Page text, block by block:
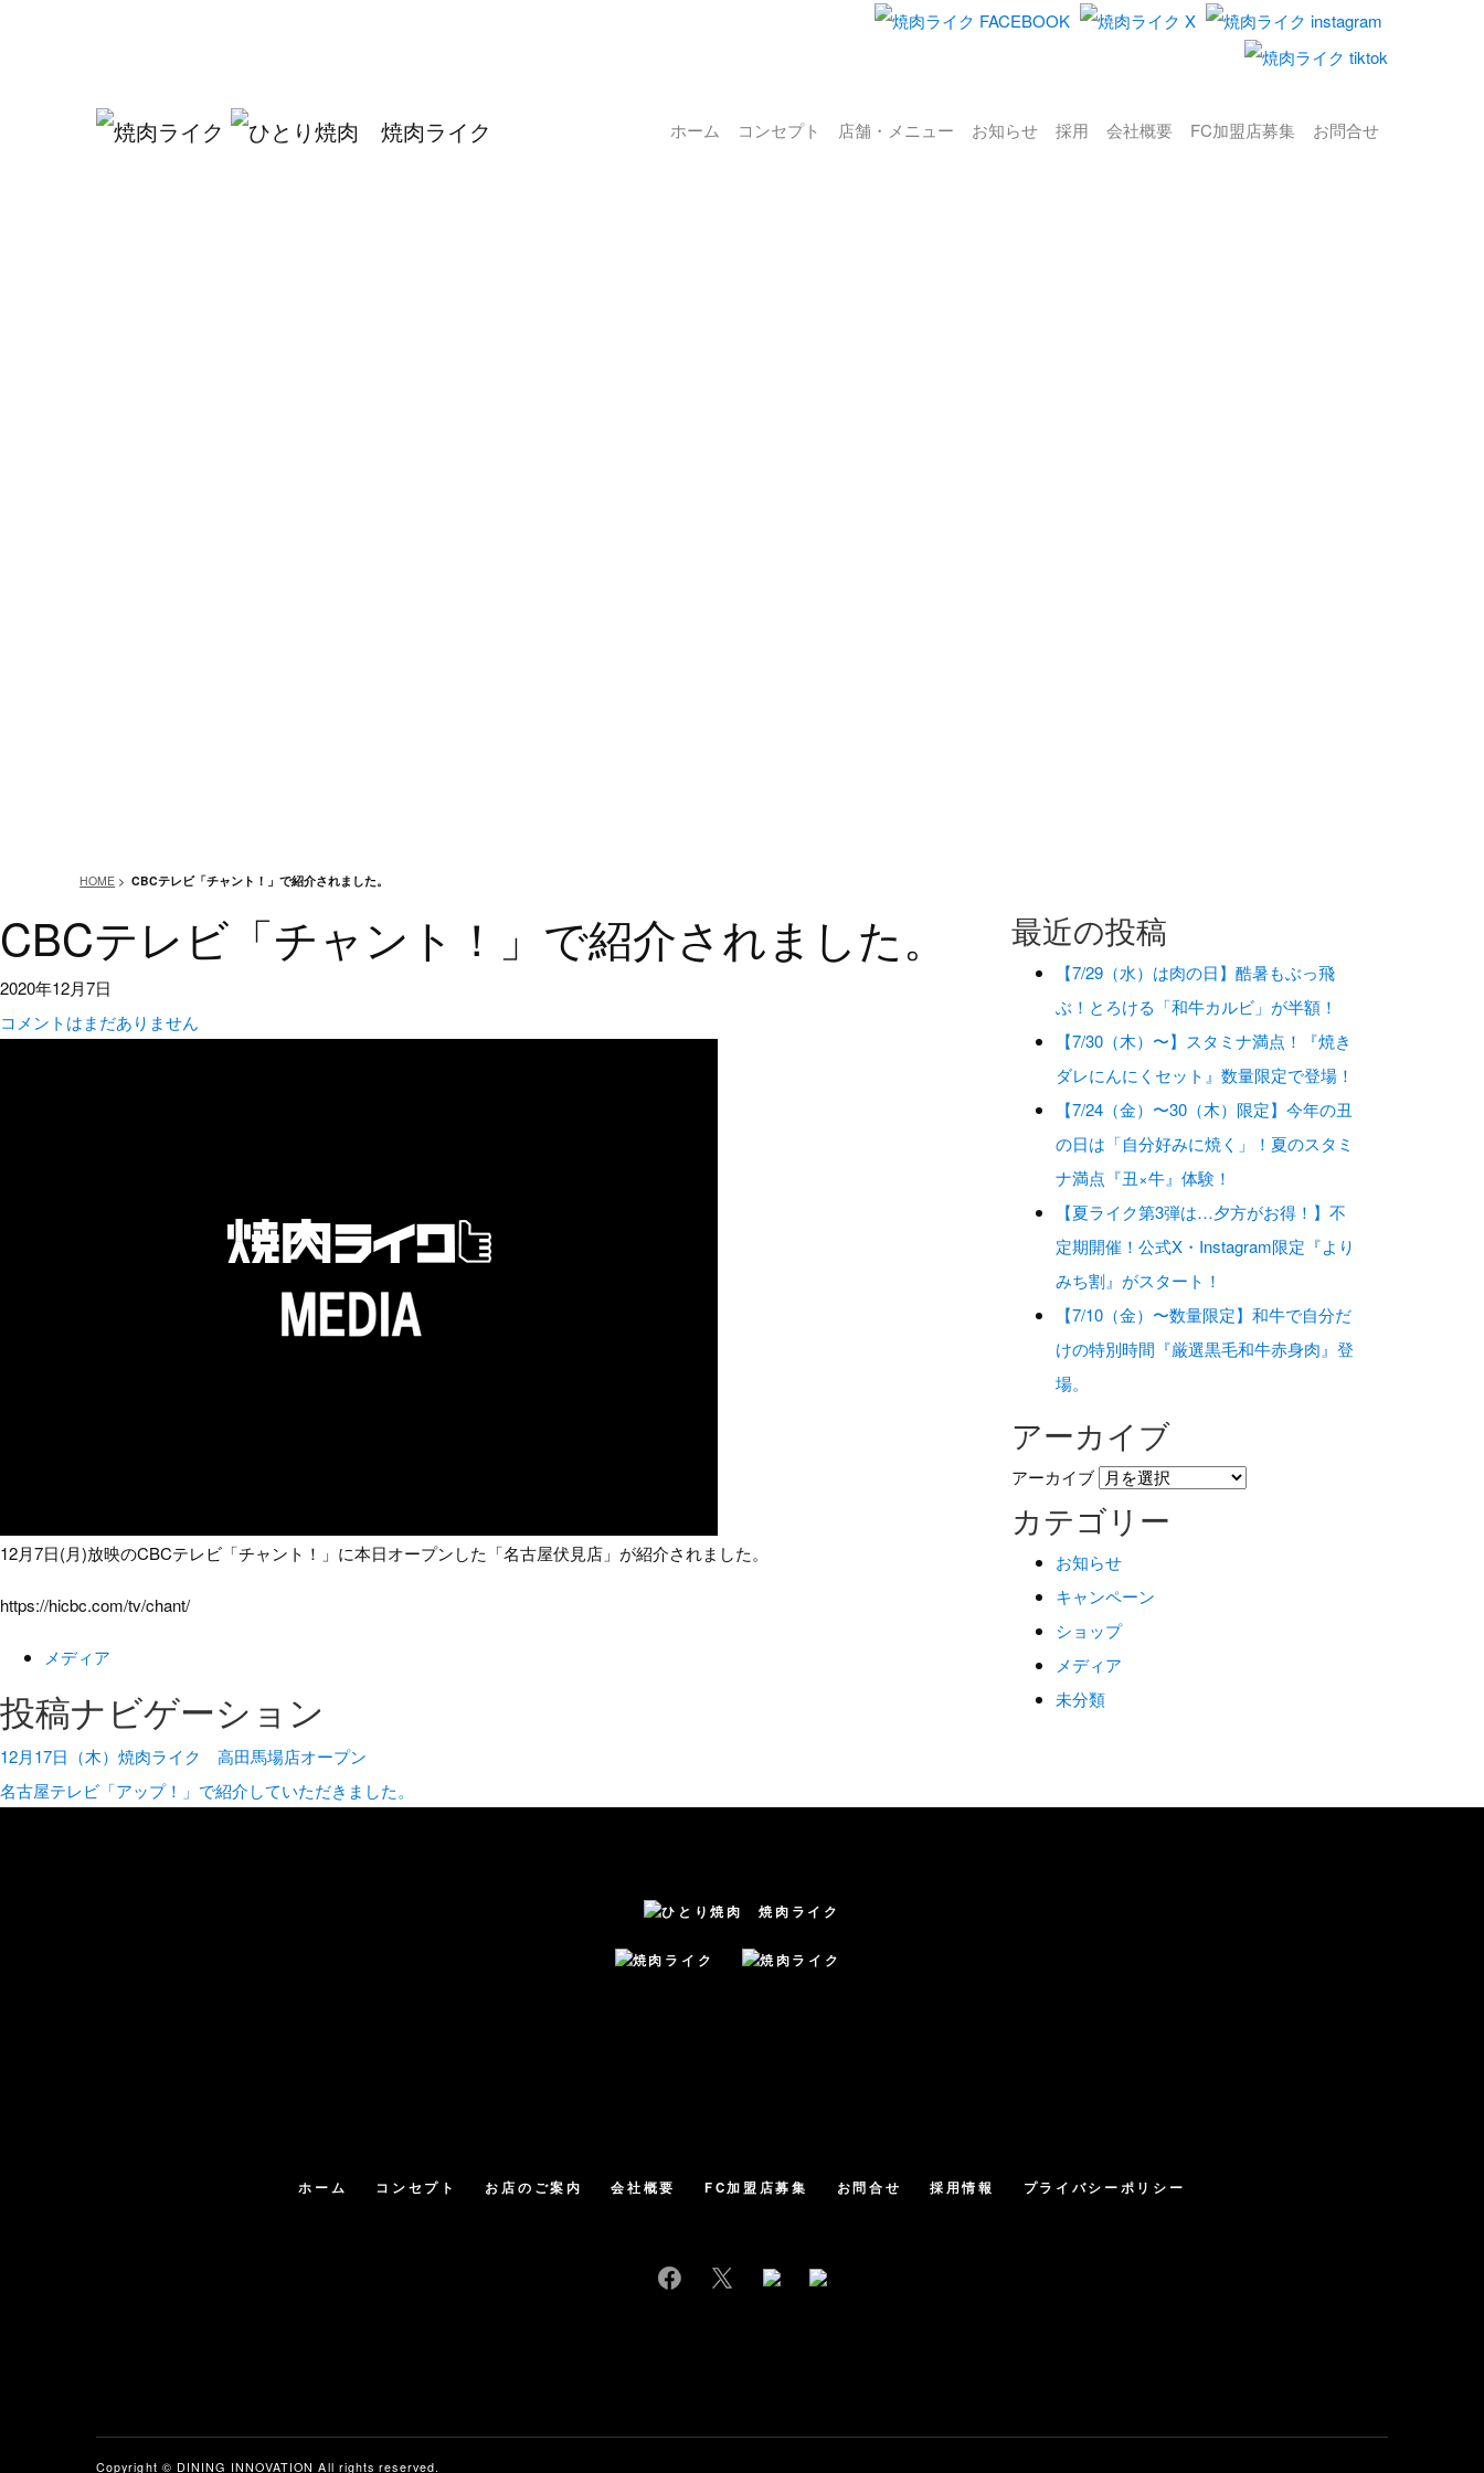
ホーム コンセプト 店舗・メニュー お知らせ 採用 会社概要 FC加盟店募集 お問合せ
HOME >CBCテレビ「チャント！」で紹介されました。
CBCテレビ「チャント！」で紹介されました。
2020年12月7日
コメントはまだありません
12月7日(月)放映のCBCテレビ「チャント！」に本日オープンした「名古屋伏見店」が紹介されました。
https://hicbc.com/tv/chant/
メディア
投稿ナビゲーション
12月17日（木）焼肉ライク 高田馬場店オープン
名古屋テレビ「アップ！」で紹介していただきました。
最近の投稿
【7/29（水）は肉の日】酷暑もぶっ飛
ぶ！とろける「和牛カルビ」が半額！
【7/30（木）〜】スタミナ満点！『焼き
ダレにんにくセット』数量限定で登場！
【7/24（金）〜30（木）限定】今年の丑
の日は「自分好みに焼く」！夏のスタミ
ナ満点『丑×牛』体験！
【夏ライク第3弾は…夕方がお得！】不
定期開催！公式X・Instagram限定『より
みち割』がスタート！
【7/10（金）〜数量限定】和牛で自分だ
けの特別時間『厳選黒毛和牛赤身肉』登
場。
アーカイブ
アーカイブ
カテゴリー
お知らせ
キャンペーン
ショップ
メディア
未分類
ホーム コンセプト お店のご案内 会社概要 FC加盟店募集 お問合せ 採用情報 プライバシーポリシー
Copyright © DINING INNOVATION All rights reserved.